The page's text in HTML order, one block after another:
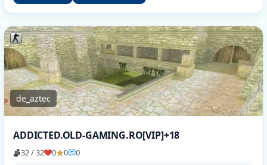
de_aztec
ADDICTED.OLD-GAMING.RO[VIP]+18
32 / 32 0 0 0